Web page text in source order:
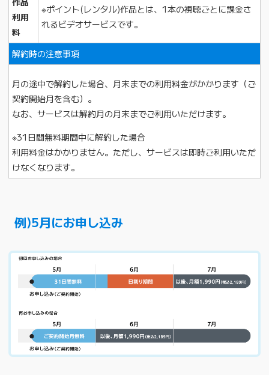
利用
料
※ポイント(レンタル)作品とは、1本の視聴ごとに課金さ
れるビデオサービスです。
解約時の注意事項
月の途中で解約した場合、月末までの利用料金がかかります（ご
契約開始月を含む）。
なお、サービスは解約月の月末までご利用いただけます。
※31日間無料期間中に解約した場合
利用料金はかかりません。ただし、サービスは即時ご利用いただ
けなくなります。
例)5月にお申し込み